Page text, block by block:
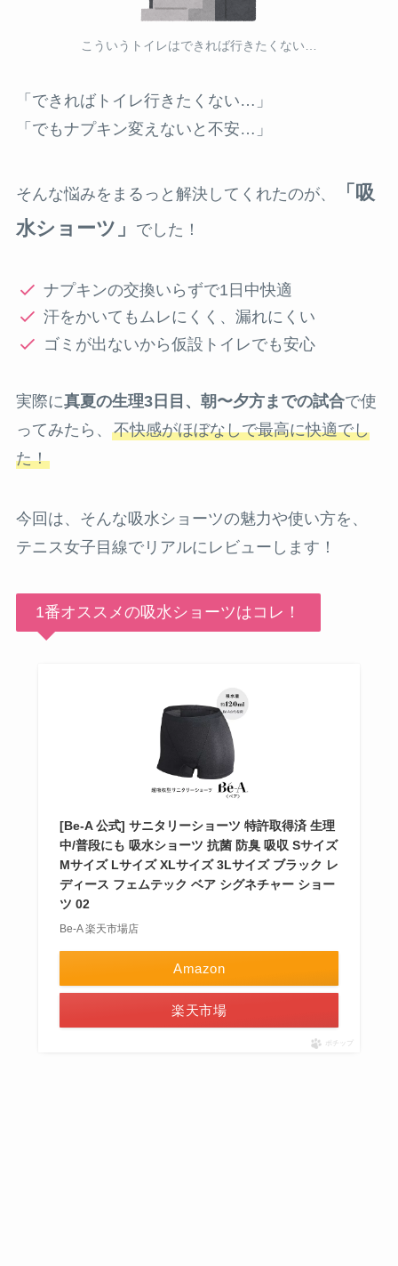
こういうトイレはできれば行きたくない…
「できればトイレ行きたくない…」
「でもナプキン変えないと不安…」
そんな悩みをまるっと解決してくれたのが、
「吸
水ショーツ」
でした！
ナプキンの交換いらずで1日中快適
汗をかいてもムレにくく、漏れにくい
ゴミが出ないから仮設トイレでも安心
実際に真夏の生理3日目、朝〜夕方までの試合で使
ってみたら、 不快感がほぼなしで最高に快適でし
た！
今回は、そんな吸水ショーツの魅力や使い方を、
テニス女子目線でリアルにレビューします！
1番オススメの吸水ショーツはコレ！
[Be-A 公式] サニタリーショーツ 特許取得済 生理
中/普段にも 吸水ショーツ 抗菌 防臭 吸収 Sサイズ
Mサイズ Lサイズ XLサイズ 3Lサイズ ブラック レ
ディース フェムテック ベア シグネチャー ショー
ツ 02
Be-A 楽天市場店
Amazon
楽天市場
ポチップ